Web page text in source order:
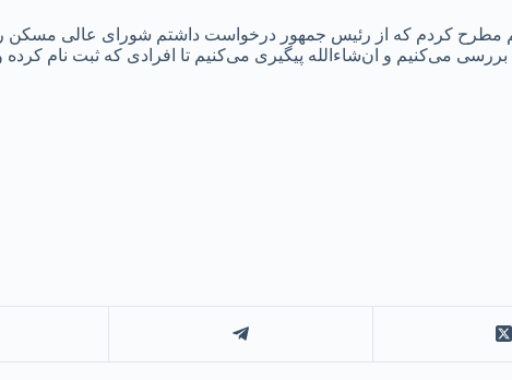
هم مطرح کردم که از رئیس جمهور درخواست داشتم شورای عالی
می‌کنیم و ان‌شاءالله پیگیری می‌کنیم تا افرادی که ثبت نام کرده